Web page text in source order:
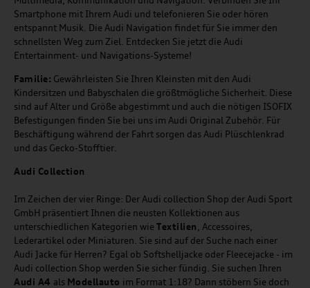
Smartphone mit Ihrem Audi und telefonieren Sie oder hören
entspannt Musik. Die Audi Navigation findet für Sie immer den
schnellsten Weg zum Ziel. Entdecken Sie jetzt die Audi
Entertainment- und Navigations-Systeme!
Familie: Gewährleisten Sie Ihren Kleinsten mit den Audi
Kindersitzen und Babyschalen die größtmögliche Sicherheit. Diese
sind auf Alter und Größe abgestimmt und auch die nötigen ISOFIX
Befestigungen finden Sie bei uns im Audi Original Zubehör. Für
Beschäftigung während der Fahrt sorgen das Audi Plüschlenkrad
und das Gecko-Stofftier.
Audi Collection
Im Zeichen der vier Ringe: Der Audi collection Shop der Audi Sport
GmbH präsentiert Ihnen die neusten Kollektionen aus
unterschiedlichen Kategorien wie Textilien , Accessoires,
Lederartikel oder Miniaturen. Sie sind auf der Suche nach einer
Audi Jacke für Herren? Egal ob Softshelljacke oder Fleecejacke - im
Audi collection Shop werden Sie sicher fündig. Sie suchen Ihren
Audi A4 als Modellauto im Format 1:18? Dann stöbern Sie doch